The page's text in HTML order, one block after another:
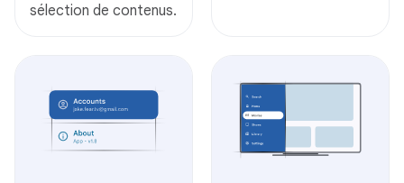
sélection de contenus.